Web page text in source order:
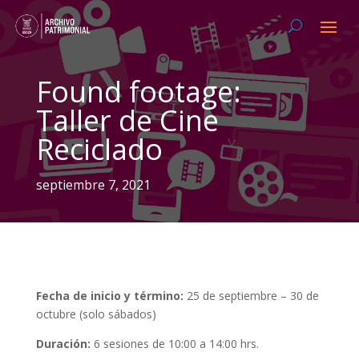
Found footage:
Taller de Cine
Reciclado
septiembre 7, 2021
Fecha de inicio y término: 25 de septiembre – 30 de
octubre (solo sábados)
Duración: 6 sesiones de 10:00 a 14:00 hrs.